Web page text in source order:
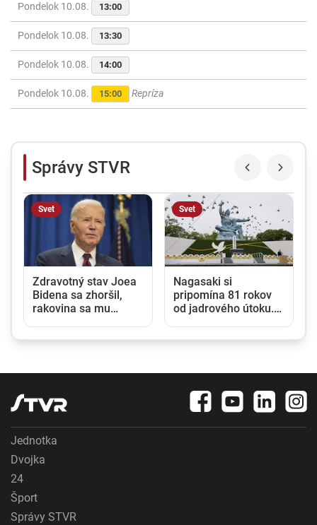
Pondelok 10.08. 13:00
Pondelok 10.08. 13:30
Pondelok 10.08. 14:00
Pondelok 10.08. 15:00 Repríza
Správy STVR
Svet
Zdravotný stav Joea
Bidena sa zhoršil,
rakovina sa mu
Svet
Nagasaki si
pripomína 81 rokov
od jadrového útoku.
Jednotka
Dvojka
24
Šport
Správy STVR